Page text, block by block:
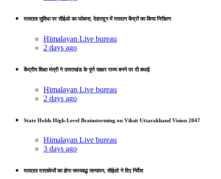
मतदाता सुविधा पर सीईओ का फोकस, देहरादून में मतदान केंद्रों का किया निरीक्षण
Himalayan Live bureau
2 days ago
केंद्रीय शिक्षा मंत्री ने उत्तराखंड के पूर्ण साक्षर राज्य बनने पर दी बधाई
Himalayan Live bureau
2 days ago
State Holds High-Level Brainstorming on Viksit Uttarakhand Vision 2047
Himalayan Live bureau
3 days ago
मतदाता दस्तावेजों का होगा समयबद्ध सत्यापन, सीईओ ने दिए निर्देश